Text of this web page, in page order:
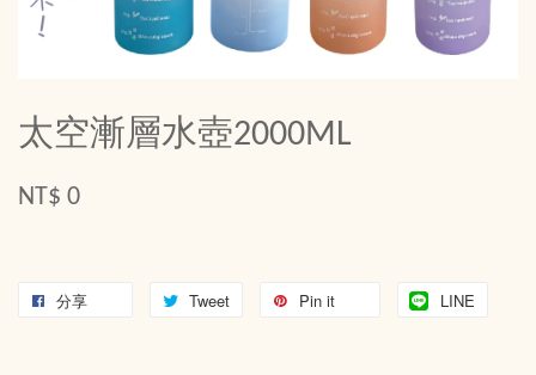
太空漸層水壺2000ML
NT$ 0
分享 Tweet Pin it LINE